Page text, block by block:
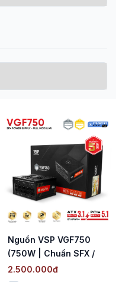
Nguồn VSP VGF750
(750W | Chuẩn SFX /
Cybenetics Platinum |
2.500.000đ